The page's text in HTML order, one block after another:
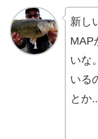
新し
MAP
いな
いる
とか